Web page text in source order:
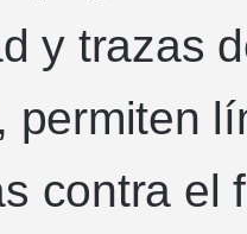
y trazas
permiten
contra el